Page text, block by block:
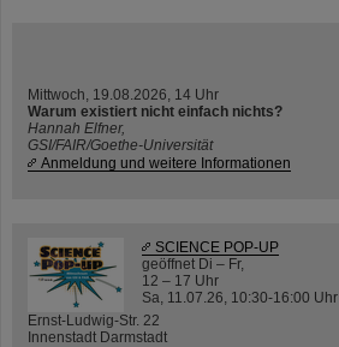
Mittwoch, 19.08.2026, 14 Uhr
Warum existiert nicht einfach nichts?
Hannah Elfner,
GSI/FAIR/Goethe-Universität
Anmeldung und weitere Informationen
SCIENCE POP-UP
geöffnet Di – Fr,
12 – 17 Uhr
Sa, 11.07.26, 10:30-16:00 Uhr
Ernst-Ludwig-Str. 22
Innenstadt Darmstadt